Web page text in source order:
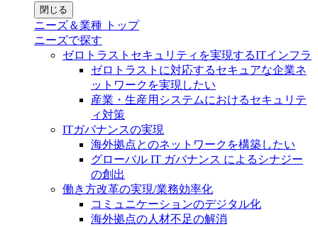
閉じる
ニーズ＆業種 トップ
ニーズで探す
ゼロトラストセキュリティを実現するITインフラ
ゼロトラストに対応するセキュアな企業ネ
ットワークを実現したい
産業・生産用システムにおけるセキュリテ
ィ対策
ITガバナンスの実現
海外拠点とのネットワークを構築したい
グローバル IT ガバナンス によるシナジー
の創出
働き方改革の実現/業務効率化
コミュニケーションのデジタル化
海外拠点の人材不足の解消